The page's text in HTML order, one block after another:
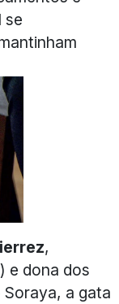
se
,
e dona dos
a gata